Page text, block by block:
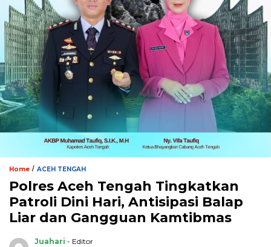
Home / ACEH TENGAH
Polres Aceh Tengah Tingkatkan
Patroli Dini Hari, Antisipasi Balap
Liar dan Gangguan Kamtibmas
Juahari - Editor